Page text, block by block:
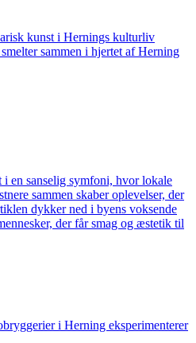
kunst i Hernings kulturliv
sammen i hjertet af Herning
en sanselig symfoni, hvor lokale
sammen skaber oplevelser, der
dykker ned i byens voksende
der får smag og æstetik til
i Herning eksperimenterer